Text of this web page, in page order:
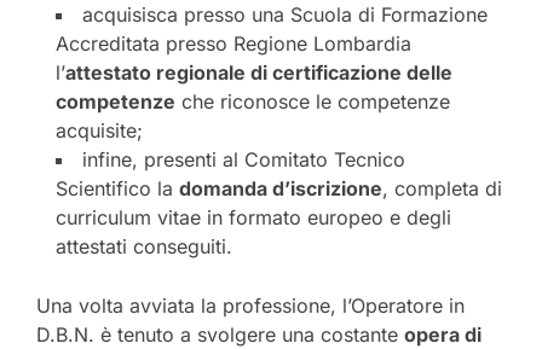
acquisisca presso una Scuola di Formazione
Accreditata presso Regione Lombardia
l’attestato regionale di certificazione delle
competenze che riconosce le competenze
acquisite;
infine, presenti al Comitato Tecnico
Scientifico la domanda d’iscrizione, completa di
curriculum vitae in formato europeo e degli
attestati conseguiti.
Una volta avviata la professione, l’Operatore in
D.B.N. è tenuto a svolgere una costante opera di